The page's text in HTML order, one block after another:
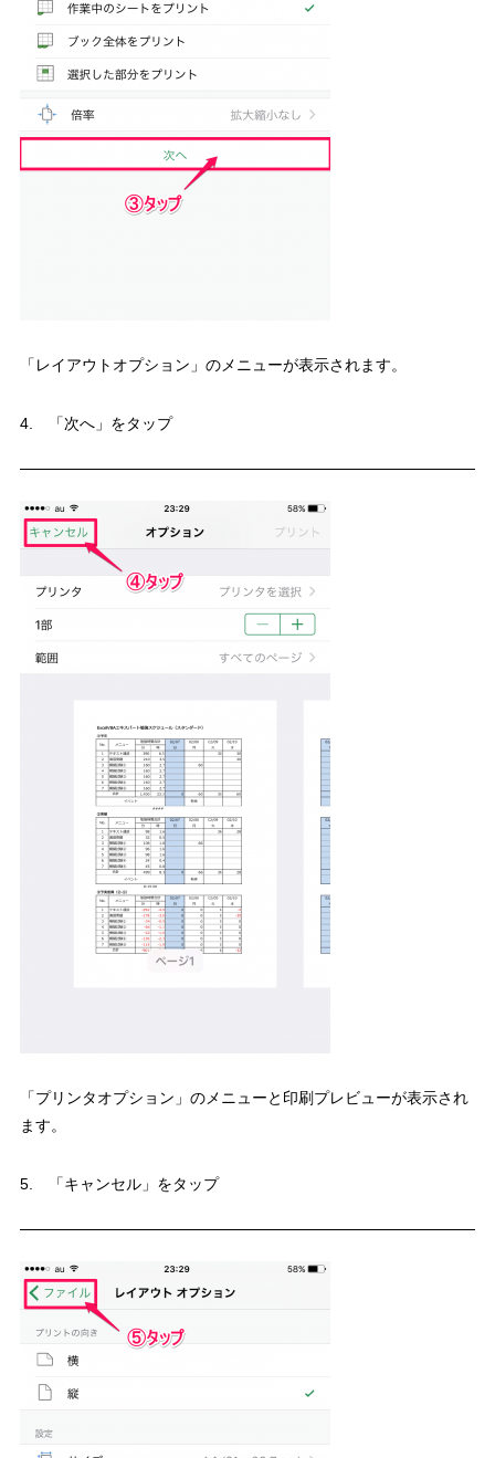
「レイアウトオプション」のメニューが表示されます。
4. 「次へ」をタップ
「プリンタオプション」のメニューと印刷プレビューが表示され
ます。
5. 「キャンセル」をタップ